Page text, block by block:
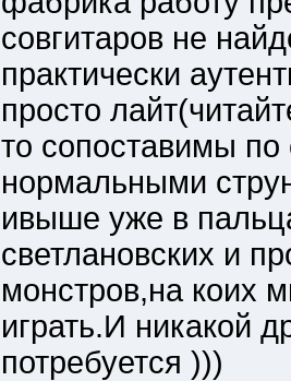
совгитаров не
практически
просто
то сопоставимы
нормальными
ивыше уже в
светлановских и
монстров,на коих
играть.И никакой
потребуется )))